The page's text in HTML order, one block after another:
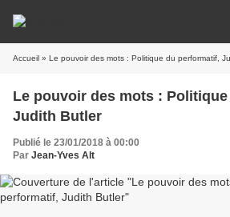
Accueil » Le pouvoir des mots : Politique du performatif,
Le pouvoir des mots :
Judith Butler
Publié le 23/01/2018 à 00:00
Par Jean-Yves Alt